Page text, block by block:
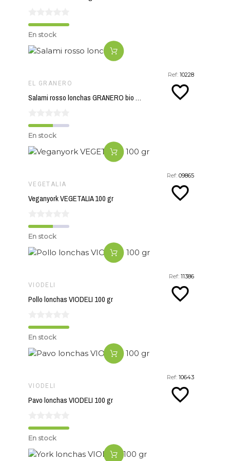
En stock
Ref:10228
EL GRANERO
Salami rosso lonchas GRANERO bio 100 gr
En stock
Ref:09865
VEGETALIA
Veganyork VEGETALIA 100 gr
En stock
favorite_border
Ref:11386
VIODELI
Pollo lonchas VIODELI 100 gr
En stock
favorite_border
Ref:10643
VIODELI
Pavo lonchas VIODELI 100 gr
En stock
favorite_border
favorite_border